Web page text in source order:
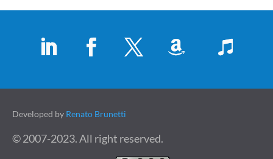
Developed by Renato Brunetti
© 2007-2023. All right reserved.